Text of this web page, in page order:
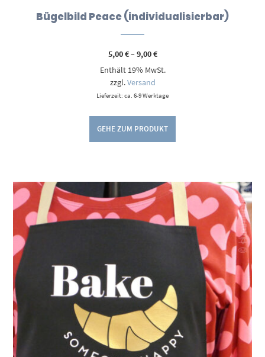
Bügelbild Peace (individualisierbar)
5,00€–9,00€Preisspanne:
bis
Enthält 19% MwSt.
zzgl.Versand
Lieferzeit: ca. 6-9 Werktage
GEHE ZUM PRODUKT